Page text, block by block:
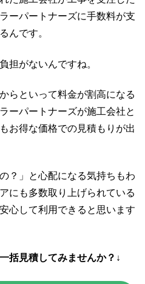
ーパートナーズに手数料が支
んです。
担がないんですね。
らといって料金が割高になる
ーパートナーズが施工会社と
お得な価格での見積もりが出
？」と心配になる気持ちもわ
にも多数取り上げられている
心して利用できると思います
括見積してみませんか？↓